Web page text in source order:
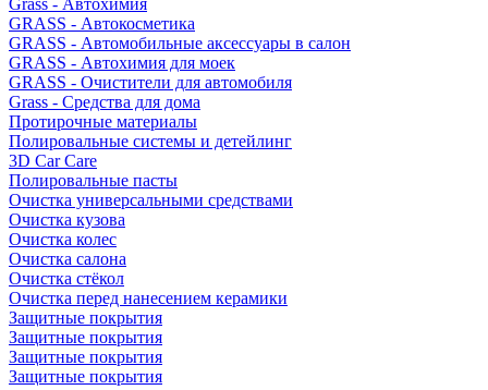
Grass - Автохимия
GRASS - Автокосметика
GRASS - Автомобильные аксессуары в салон
GRASS - Автохимия для моек
GRASS - Очистители для автомобиля
Grass - Средства для дома
Протирочные материалы
Полировальные системы и детейлинг
3D Car Care
Полировальные пасты
Очистка универсальными средствами
Очистка кузова
Очистка колес
Очистка салона
Очистка стёкол
Очистка перед нанесением керамики
Защитные покрытия
Защитные покрытия
Защитные покрытия
Защитные покрытия